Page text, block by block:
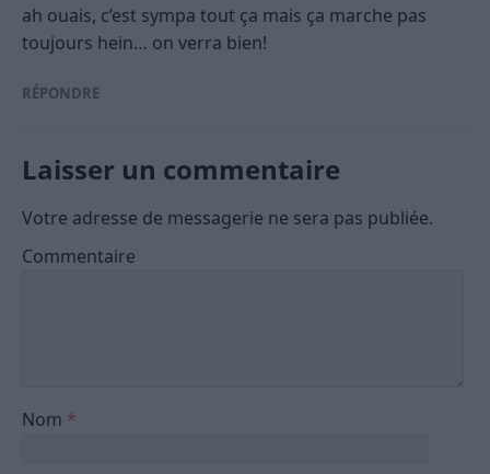
ah ouais, c’est sympa tout ça mais ça marche pas
toujours hein… on verra bien!
RÉPONDRE
Laisser un commentaire
Votre adresse de messagerie ne sera pas publiée.
Commentaire
Nom *